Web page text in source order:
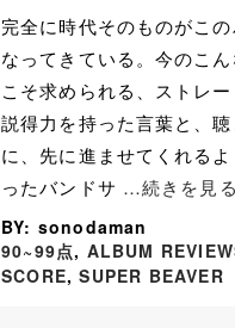
完全に時代そのものがこ
なってきている。今のこ
こそ求められる、ストレ
説得力を持った言葉と、
に、先に進ませてくれる
ったバンドサ …続きを見る
BY: sonodaman
90~99点, ALBUM
SCORE,SUPER BEAVER